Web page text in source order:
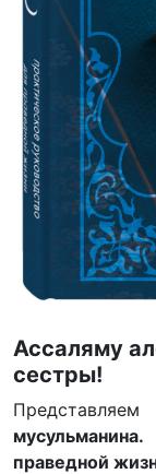
Ассаляму
сестры!
праведной